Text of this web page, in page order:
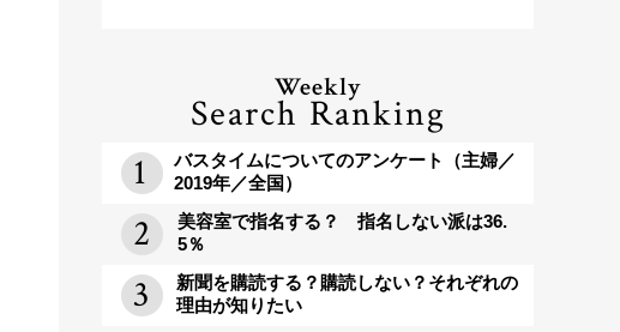
Weekly
Search Ranking
バスタイムについてのアンケート（主婦／
2019年／全国）
美容室で指名する？ 指名しない派は36.
5％
新聞を購読する？購読しない？それぞれの
理由が知りたい